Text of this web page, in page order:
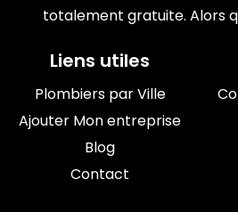
totalement gratuite. Alors
Liens utiles
Plombiers par Ville
Ajouter Mon entreprise
Blog
Contact